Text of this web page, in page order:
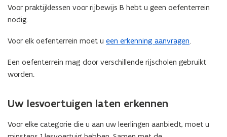
Voor praktijklessen voor rijbewijs B hebt u geen oefenterrein
nodig.
Voor elk oefenterrein moet u een erkenning aanvragen.
Een oefenterrein mag door verschillende rijscholen gebruikt
worden.
Uw lesvoertuigen laten erkennen
Voor elke categorie die u aan uw leerlingen aanbiedt, moet u